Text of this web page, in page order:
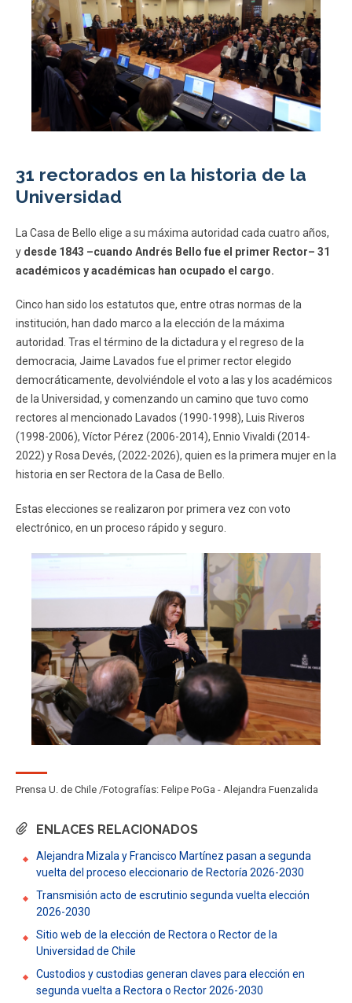
ENLACES RELACIONADOS
Alejandra Mizala y Francisco Martínez pasan a segunda
vuelta del proceso eleccionario de Rectoría 2026-2030
Transmisión acto de escrutinio segunda vuelta elección
2026-2030
Sitio web de la elección de Rectora o Rector de la
Universidad de Chile
Custodios y custodias generan claves para elección en
segunda vuelta a Rectora o Rector 2026-2030
31 rectorados en la historia de la
Universidad
La Casa de Bello elige a su máxima autoridad cada cuatro años,
y desde 1843 –cuando Andrés Bello fue el primer Rector– 31
académicos y académicas han ocupado el cargo.
Cinco han sido los estatutos que, entre otras normas de la
institución, han dado marco a la elección de la máxima
autoridad. Tras el término de la dictadura y el regreso de la
democracia, Jaime Lavados fue el primer rector elegido
democráticamente, devolviéndole el voto a las y los académicos
de la Universidad, y comenzando un camino que tuvo como
rectores al mencionado Lavados (1990-1998), Luis Riveros
(1998-2006), Víctor Pérez (2006-2014), Ennio Vivaldi (2014-
2022) y Rosa Devés, (2022-2026), quien es la primera mujer en la
historia en ser Rectora de la Casa de Bello.
Estas elecciones se realizaron por primera vez con voto
electrónico, en un proceso rápido y seguro.
Prensa U. de Chile Fotografías: Felipe PoGa - Alejandra Fuenzalida